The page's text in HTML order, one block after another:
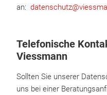
an:
Telefonische
Viessmann
Sollten Sie unserer
uns bei einer